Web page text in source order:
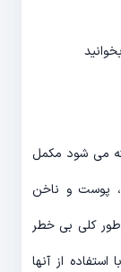
می شود مکمل
پوست و ناخن
طور کلی بی خطر
از آنها